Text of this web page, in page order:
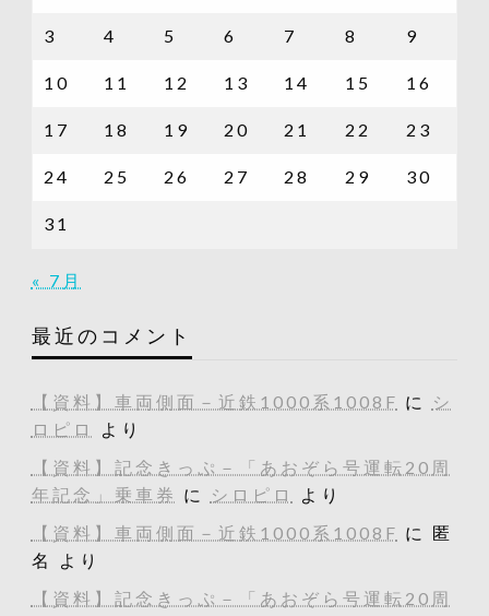
3 4 5 6 7 8 9
10 11 12 13 14 15 16
17 18 19 20 21 22 23
24 25 26 27 28 29 30
31
« 7月
最近のコメント
【資料】車両側面－近鉄1000系1008F に
シ
ロピロ
より
【資料】記念きっぷ－「あおぞら号運転20周
年記念」乗車券 に シロピロ
より
【資料】車両側面－近鉄1000系1008F に 匿
名
より
【資料】記念きっぷ－「あおぞら号運転20周